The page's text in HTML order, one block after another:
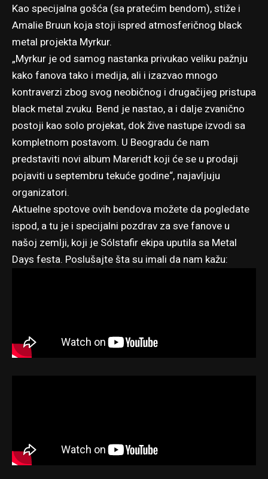
Kao specijalna gošća (sa pratećim bendom), stiže i
Amalie Bruun koja stoji ispred atmosferičnog black
metal projekta Myrkur.
„Myrkur je od samog nastanka privukao veliku pažnju
kako fanova tako i medija, ali i izazvao mnogo
kontraverzi zbog svog neobičnog i drugačijeg pristupa
black metal zvuku. Bend je nastao, a i dalje zvanično
postoji kao solo projekat, dok žive nastupe izvodi sa
kompletnom postavom. U Beogradu će nam
predstaviti novi album Mareridt koji će se u prodaji
pojaviti u septembru tekuće godine“, najavljuju
organizatori.
Aktuelne spotove ovih bendova možete da pogledate
ispod, a tu je i specijalni pozdrav za sve fanove u
našoj zemlji, koji je Sólstafir ekipa uputila sa Metal
Days festa. Poslušajte šta su imali da nam kažu: